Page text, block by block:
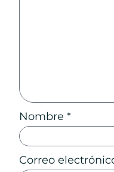
Nombre *
Correo